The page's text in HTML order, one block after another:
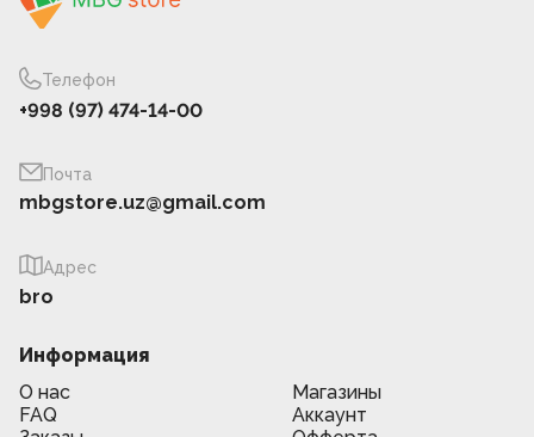
Телефон
+998 (97) 474-14-00
Почта
mbgstore.uz@gmail.com
Адрес
bro
Информация
О нас
Магазины
FAQ
Аккаунт